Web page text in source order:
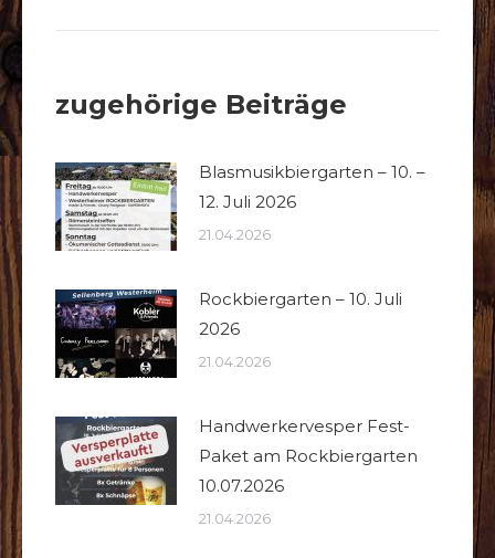
zugehörige Beiträge
Blasmusikbiergarten – 10. –
12. Juli 2026
21.04.2026
Rockbiergarten – 10. Juli
2026
21.04.2026
Handwerkervesper Fest-
Paket am Rockbiergarten
10.07.2026
21.04.2026